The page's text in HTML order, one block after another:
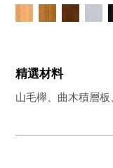
精選材料
山毛櫸、曲木積層